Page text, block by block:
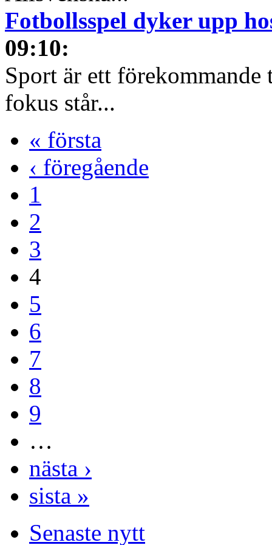
Fotbollsspel dyker upp
09:10:
Sport är ett
fokus står...
« första
‹ föregående
1
2
3
4
5
6
7
8
9
…
nästa ›
sista »
Senaste nytt